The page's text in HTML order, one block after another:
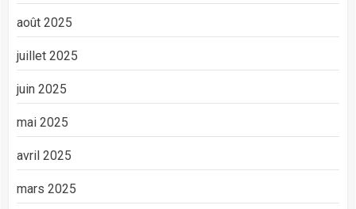
août 2025
juillet 2025
juin 2025
mai 2025
avril 2025
mars 2025